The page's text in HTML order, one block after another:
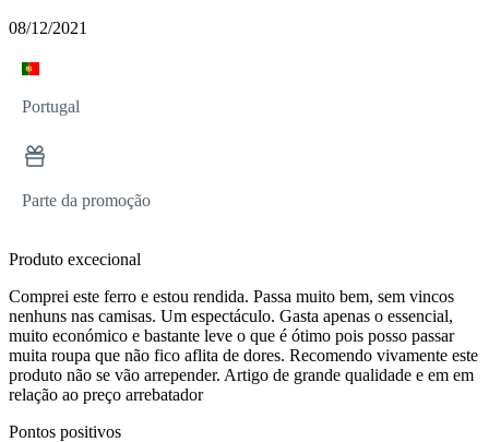
08/12/2021
Portugal
Parte da promoção
Produto excecional
Comprei este ferro e estou rendida. Passa muito bem, sem vincos
nenhuns nas camisas. Um espectáculo. Gasta apenas o essencial,
muito económico e bastante leve o que é ótimo pois posso passar
muita roupa que não fico aflita de dores. Recomendo vivamente este
produto não se vão arrepender. Artigo de grande qualidade e em em
relação ao preço arrebatador
Pontos positivos